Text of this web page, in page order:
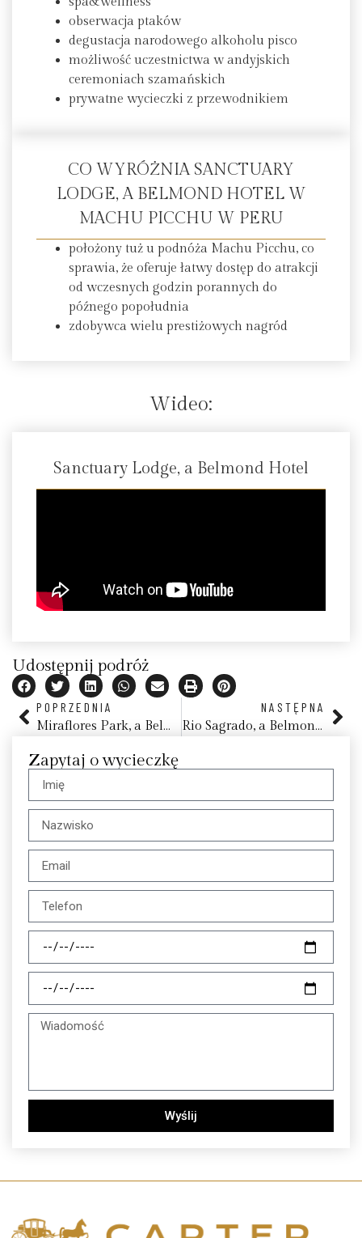
obserwacja ptaków
degustacja narodowego alkoholu pisco
możliwość uczestnictwa w andyjskich
ceremoniach szamańskich
prywatne wycieczki z przewodnikiem
CO WYRÓŻNIA SANCTUARY
LODGE, A BELMOND HOTEL W
MACHU PICCHU W PERU
położony tuż u podnóża Machu Picchu, co
sprawia, że oferuje łatwy dostęp do atrakcji
od wczesnych godzin porannych do
późnego popołudnia
zdobywca wielu prestiżowych nagród
Wideo:
Sanctuary Lodge, a Belmond Hotel
Udostępnij podróż
POPRZEDNIA
Miraflores Park, a Belmond Hotel
NASTĘPNA
Rio Sagrado, a Belmond Hotel
Zapytaj o wycieczkę
Wyślij